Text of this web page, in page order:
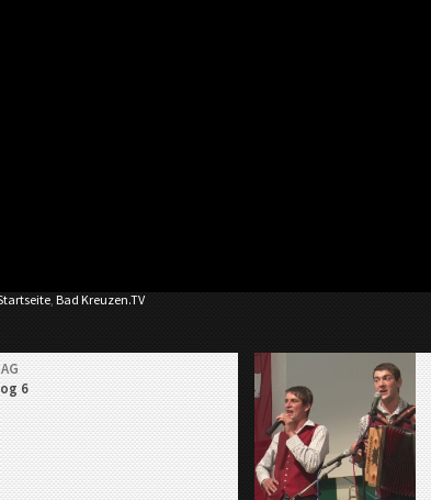
, Bad Kreuzen.TV
6